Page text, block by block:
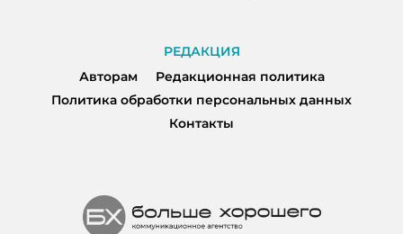
РЕДАКЦИЯ
Авторам
Редакционная политика
Политика обработки персональных данных
Контакты